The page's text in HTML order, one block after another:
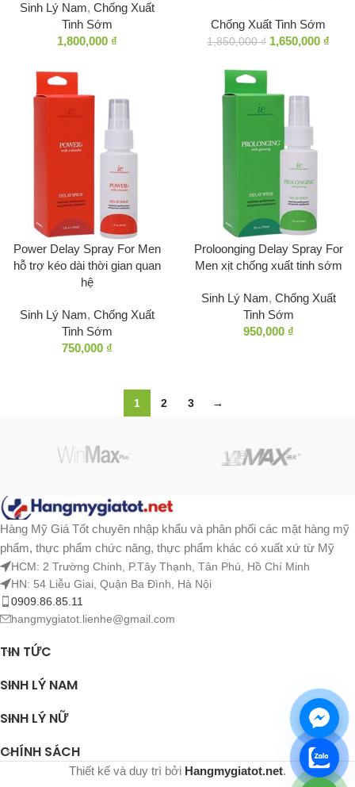
Sinh Lý Nam, Chống Xuất
Tinh Sớm
1,800,000 ₫
Chống Xuất Tinh Sớm
1,850,000₫ 1,650,000 ₫
Power Delay Spray For Men
hỗ trợ kéo dài thời gian quan
hệ
Sinh Lý Nam, Chống Xuất
Tinh Sớm
750,000 ₫
Proloonging Delay Spray For
Men xịt chống xuất tinh sớm
Sinh Lý Nam, Chống Xuất
Tinh Sớm
950,000 ₫
1 2 3 →
Hàng Mỹ Giá Tốt chuyên nhập khẩu và phân phối các mặt hàng mỹ
phẩm, thực phẩm chức năng, thực phẩm khác có xuất xứ từ Mỹ
HCM: 2 Trường Chinh, P.Tây Thạnh, Tân Phú, Hồ Chí Minh
HN: 54 Liễu Giai, Quận Ba Đình, Hà Nội
0909.86.85.11
hangmygiatot.lienhe@gmail.com
TIN TỨC
SINH LÝ NAM
SINH LÝ NỮ
CHÍNH SÁCH
Thiết kế và duy trì bởi Hangmygiatot.net.